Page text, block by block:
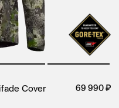
Cover 69 990